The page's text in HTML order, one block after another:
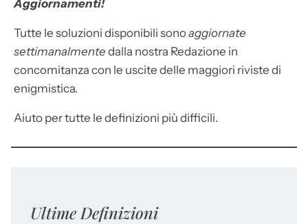
Aggiornamenti!
Tutte le soluzioni disponibili sonoaggiornate
settimanalmente dalla nostra Redazione in
concomitanza con le uscite delle maggiori riviste di
enigmistica.
Aiuto per tutte le definizioni più difficili.
Ultime Definizioni